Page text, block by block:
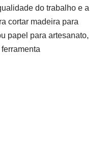
do trabalho e a
cortar madeira para
papel para artesanato,